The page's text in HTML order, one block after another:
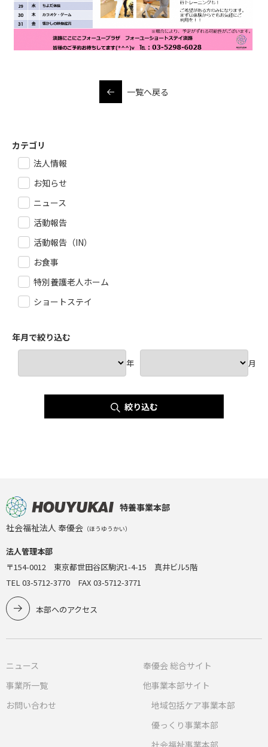
一覧へ戻る
カテゴリ
法人情報
お知らせ
ニュース
活動報告
活動報告（IN）
お食事
特別養護老人ホーム
ショートステイ
年月で絞り込む
年 月
絞り込む
特養事業本部
社会福祉法人 奉優会 （ほうゆうかい）
法人管理本部
〒154-0012 東京都世田谷区駒沢1-4-15 真井ビル5階
TEL 03-5712-3770 FAX 03-5712-3771
本部へのアクセス
ニュース
事業所一覧
お問い合わせ
奉優会 総合サイト
他事業本部サイト
地域包括ケア事業本部
優っくり事業本部
社会福祉事業本部